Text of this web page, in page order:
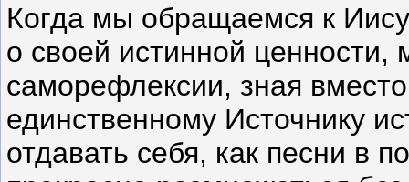
Когда мы обращаемся к
о своей истинной
саморефлексии, зная
единственному Источнику
отдавать себя, как песни в